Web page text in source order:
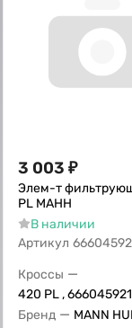
3 003 ₽
Элем-т
PL MAHH
В наличии
Артикул
Кроссы —
420 PL ,
Бренд — MANN